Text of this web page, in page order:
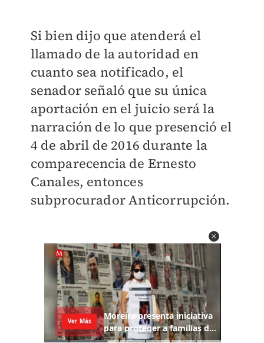
Si bien dijo que atenderá el
llamado de la autoridad en
cuanto sea notificado, el
senador señaló que su única
aportación en el juicio será la
narración de lo que presenció el
4 de abril de 2016 durante la
comparecencia de Ernesto
Canales, entonces
subprocurador Anticorrupción.